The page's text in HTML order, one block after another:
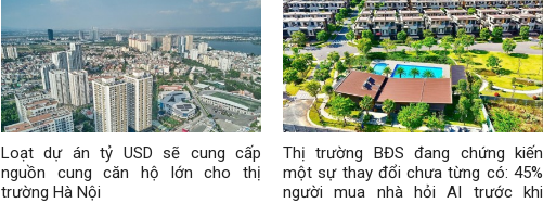
Loạt dự án tỷ USD sẽ cung cấp
nguồn cung căn hộ lớn cho thị
trường Hà Nội
Thị trường BĐS đang chứng kiến
một sự thay đổi chưa từng có: 45%
người mua nhà hỏi AI trước khi